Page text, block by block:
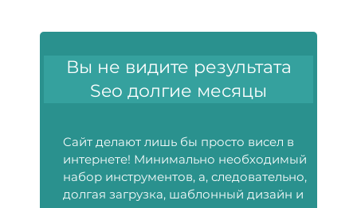
Вы не видите результата
Seo долгие месяцы
Cайт делают лишь бы просто висел в
интернете! Минимально необходимый
набор инструментов, а, следовательно,
долгая загрузка, шаблонный дизайн и